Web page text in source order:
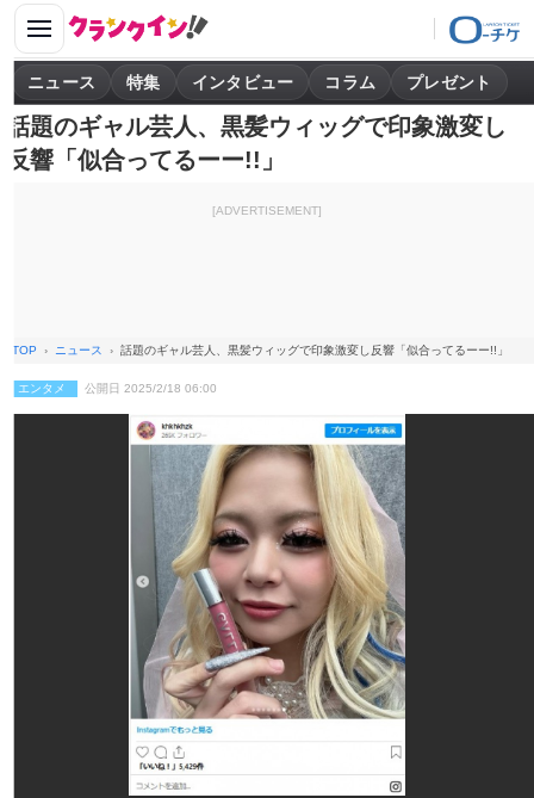
ニュース 特集 インタビュー コラム プレゼント
話題のギャル芸人、黒髪ウィッグで印象激変し
反響「似合ってるーー!!」
[ADVERTISEMENT]
TOP ニュース 話題のギャル芸人、黒髪ウィッグで印象激変し反響「似合ってるーー!!」
エンタメ 公開日 2025/2/18 06:00